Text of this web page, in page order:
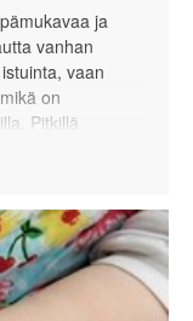
ja
vanhan
vaan
on
Pitkillä
ripustettava
sekä lapselle